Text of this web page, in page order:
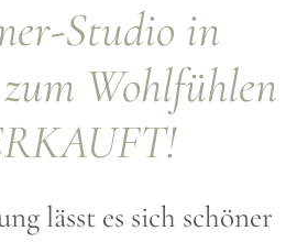
Studio in
Wohlfühlen
lässt es sich schöner